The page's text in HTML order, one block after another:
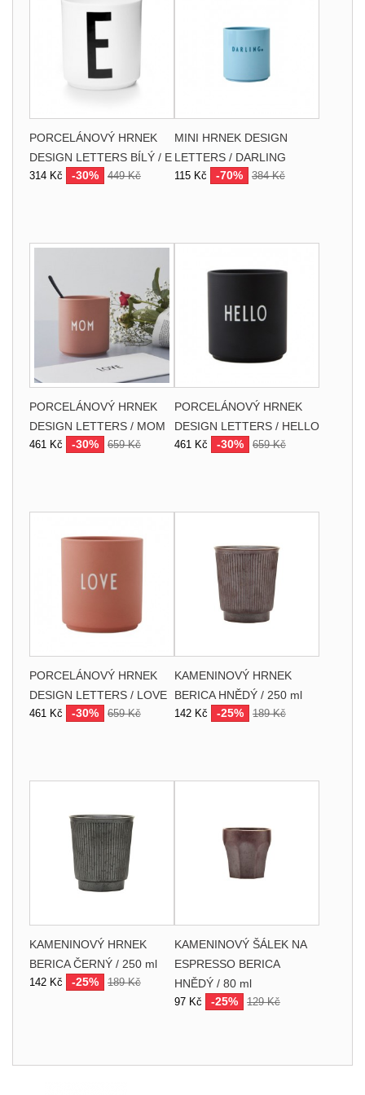
PORCELÁNOVÝ HRNEK
DESIGN LETTERS BÍLÝ / E
314 Kč -30% 449 Kč
MINI HRNEK DESIGN
LETTERS / DARLING
115 Kč -70% 384 Kč
PORCELÁNOVÝ HRNEK
DESIGN LETTERS / MOM
461 Kč -30% 659 Kč
PORCELÁNOVÝ HRNEK
DESIGN LETTERS / HELLO
461 Kč -30% 659 Kč
PORCELÁNOVÝ HRNEK
DESIGN LETTERS / LOVE
461 Kč -30% 659 Kč
KAMENINOVÝ HRNEK
BERICA HNĚDÝ / 250 ml
142 Kč -25% 189 Kč
KAMENINOVÝ HRNEK
BERICA ČERNÝ / 250 ml
142 Kč -25% 189 Kč
KAMENINOVÝ ŠÁLEK NA
ESPRESSO BERICA
HNĚDÝ / 80 ml
97 Kč -25% 129 Kč